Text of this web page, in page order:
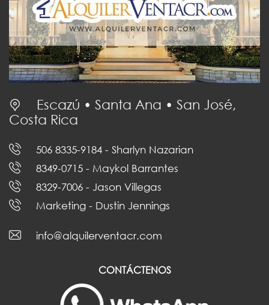
Escazú • Santa Ana • San José,
Costa Rica
506 8335-9184 - Sharlyn Nazarian
8349-0715 - Maykol Barrantes
8329-7006 - Jason Villegas
Marketing - Dustin Jennings
info@alquilerventacr.com
CONTÁCTENOS